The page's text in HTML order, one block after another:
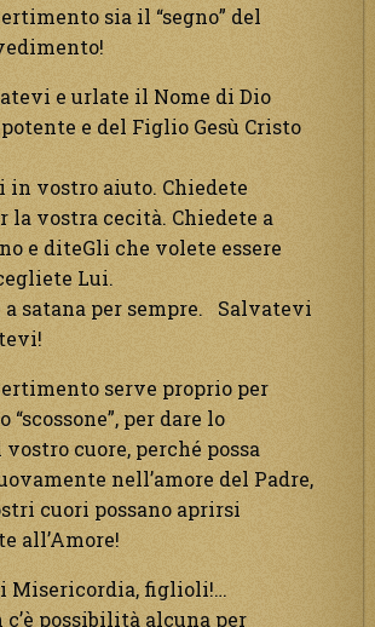
sia il “segno” del
e urlate il Nome di Dio
e del Figlio Gesù Cristo
in vostro aiuto. Chiedete
la vostra cecità. Chiedete a
e diteGli che volete essere
Lui.
satana per sempre. Salvatevi
serve proprio per
per dare lo
vostro cuore, perché possa
nell’amore del Padre,
cuori possano aprirsi
all’Amore!
Misericordia, figlioli!…
c’è possibilità alcuna per